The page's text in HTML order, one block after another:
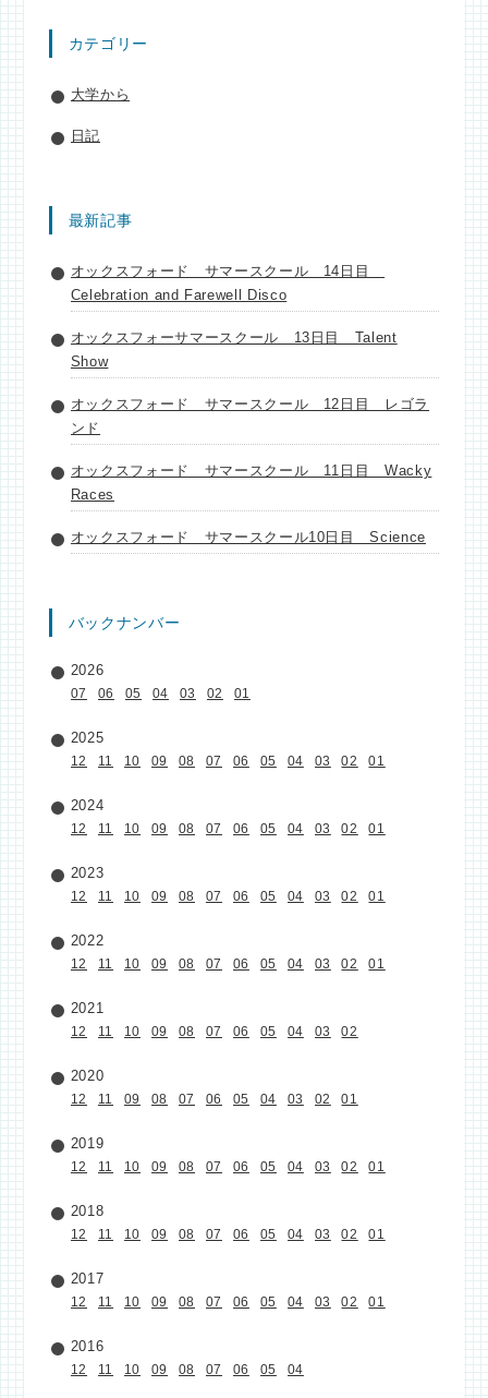
カテゴリー
大学から
日記
最新記事
オックスフォード サマースクール 14日目
Celebration and Farewell Disco
オックスフォーサマースクール 13日目 Talent
Show
オックスフォード サマースクール 12日目 レゴラ
ンド
オックスフォード サマースクール 11日目 Wacky
Races
オックスフォード サマースクール10日目 Science
バックナンバー
2026
07 06 05 04 03 02 01
2025
12 11 10 09 08 07 06 05 04 03 02 01
2024
12 11 10 09 08 07 06 05 04 03 02 01
2023
12 11 10 09 08 07 06 05 04 03 02 01
2022
12 11 10 09 08 07 06 05 04 03 02 01
2021
12 11 10 09 08 07 06 05 04 03 02
2020
12 11 09 08 07 06 05 04 03 02 01
2019
12 11 10 09 08 07 06 05 04 03 02 01
2018
12 11 10 09 08 07 06 05 04 03 02 01
2017
12 11 10 09 08 07 06 05 04 03 02 01
2016
12 11 10 09 08 07 06 05 04